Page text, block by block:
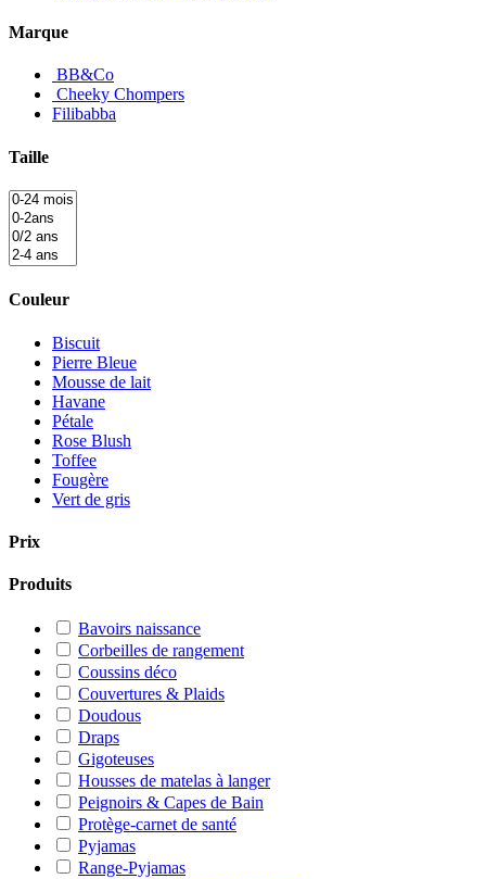
Marque
BB&Co
Cheeky Chompers
Filibabba
Taille
Couleur
Biscuit
Pierre Bleue
Mousse de lait
Havane
Pétale
Rose Blush
Toffee
Fougère
Vert de gris
Prix
Produits
Bavoirs naissance
Corbeilles de rangement
Coussins déco
Couvertures & Plaids
Doudous
Draps
Gigoteuses
Housses de matelas à langer
Peignoirs & Capes de Bain
Protège-carnet de santé
Pyjamas
Range-Pyjamas